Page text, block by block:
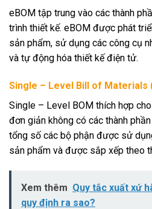
eBOM tập trung vào các thành
trình thiết kế. eBOM được phát
sản phẩm, sử dụng các công cụ
và tự động hóa thiết kế điện tử.
Single – Level Bill of Materials
Single – Level BOM thích hợp
đơn giản không có các thành
tổng số các bộ phận được sử
sản phẩm và được sắp xếp theo
Xem thêm Quy tắc xuất xứ
quy định ra sao?